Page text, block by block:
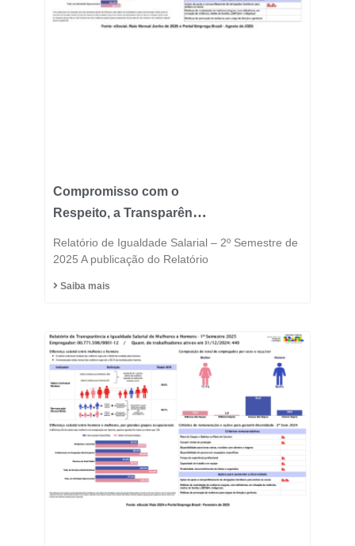
Compromisso com o
Respeito, a Transparência
DNA do Grupo Fast
Relatório de Igualdade Salarial – 2º Semestre de
2025 A publicação do Relatório
Saiba mais